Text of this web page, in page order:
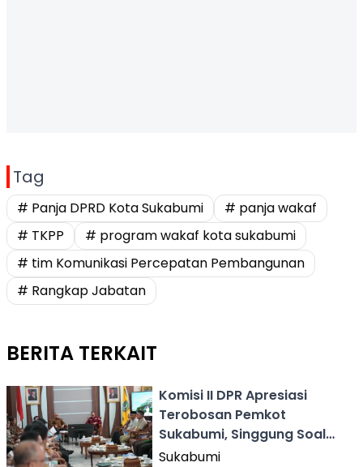
Tag
# Panja DPRD Kota Sukabumi
# panja wakaf
# TKPP
# program wakaf kota sukabumi
# tim Komunikasi Percepatan Pembangunan
# Rangkap Jabatan
BERITA TERKAIT
Komisi II DPR Apresiasi
Terobosan Pemkot
Sukabumi, Singgung Soal
Wakaf Tunai
Sukabumi